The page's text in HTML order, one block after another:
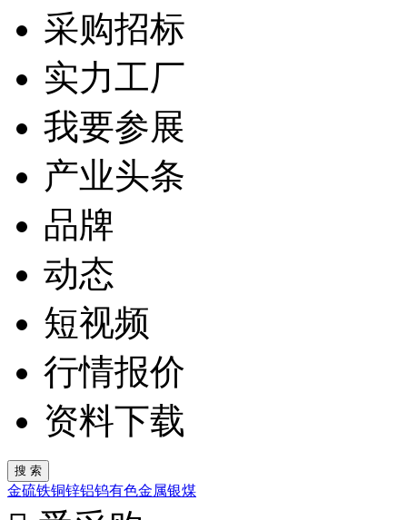
采购招标
实力工厂
我要参展
产业头条
品牌
动态
短视频
行情报价
资料下载
金硫铁铜锌铝钨有色金属银煤